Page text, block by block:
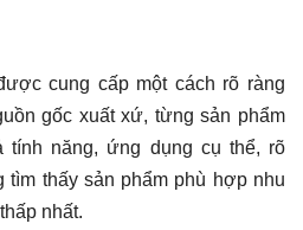
cung cấp một cách rõ ràng
gốc xuất xứ, từng sản phẩm
năng, ứng dụng cụ thể, rõ
thấy sản phẩm phù hợp nhu
nhất.